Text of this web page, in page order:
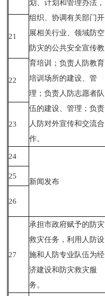
划、计划和管理办法，
组织、协调有关部门开
展相关行业、领域防空
防灾的公共安全宣传教
育培训；负责人防教育
培训场所的建设、管
理；负责人防志愿者队
伍的建设、管理；负责
人防对外宣传和交流合
作。
21
22
23
24
新闻发布
25
26
27
承担市政府赋予的防灾
救灾任务，利用人防设
施和人防专业队伍为经
济建设和防灾救灾服
务。